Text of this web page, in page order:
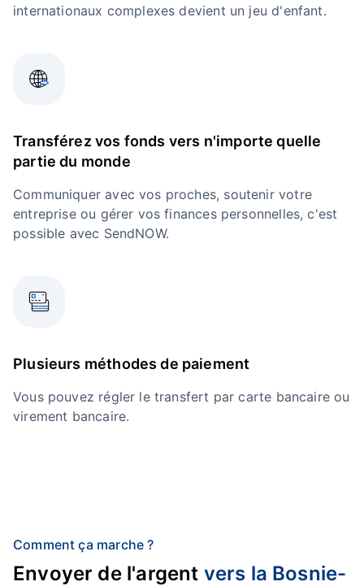
internationaux complexes devient un jeu d'enfant.
Transférez vos fonds vers n'importe quelle
partie du monde
Communiquer avec vos proches, soutenir votre
entreprise ou gérer vos finances personnelles, c'est
possible avec SendNOW.
Plusieurs méthodes de paiement
Vous pouvez régler le transfert par carte bancaire ou
virement bancaire.
Comment ça marche ?
Envoyer de l'argent vers la Bosnie-